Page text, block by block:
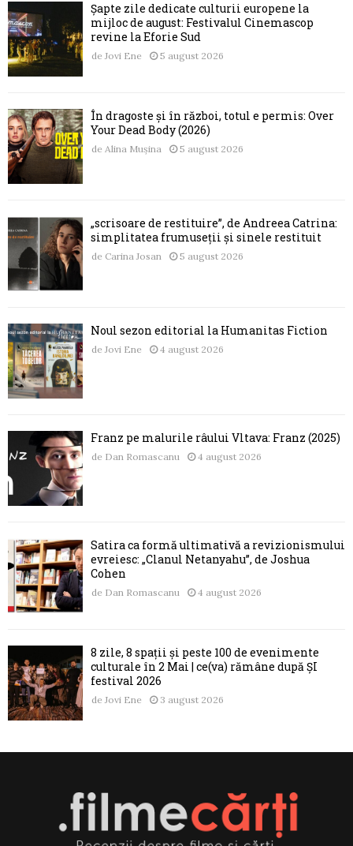
Șapte zile dedicate culturii europene la
mijloc de august: Festivalul Cinemascop
revine la Eforie Sud
de Jovi Ene 5 august 2026
În dragoste și în război, totul e permis: Over
Your Dead Body (2026)
de Alina Mușina 5 august 2026
„scrisoare de restituire”, de Andreea Catrina:
simplitatea frumuseții și sinele restituit
de Carina Josan 5 august 2026
Noul sezon editorial la Humanitas Fiction
de Jovi Ene 4 august 2026
Franz pe malurile râului Vltava: Franz (2025)
de Dan Romascanu 4 august 2026
Satira ca formă ultimativă a revizionismului
evreiesc: „Clanul Netanyahu”, de Joshua
Cohen
de Dan Romascanu 4 august 2026
8 zile, 8 spații și peste 100 de evenimente
culturale în 2 Mai | ce(va) rămâne după ȘI
festival 2026
de Jovi Ene 3 august 2026